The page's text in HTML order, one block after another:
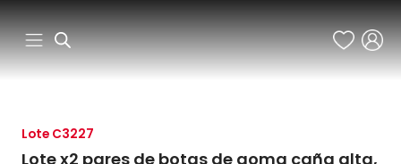
Ir
al
contenido
Lote C3227
Lote x2 pares de botas de goma caña alta,